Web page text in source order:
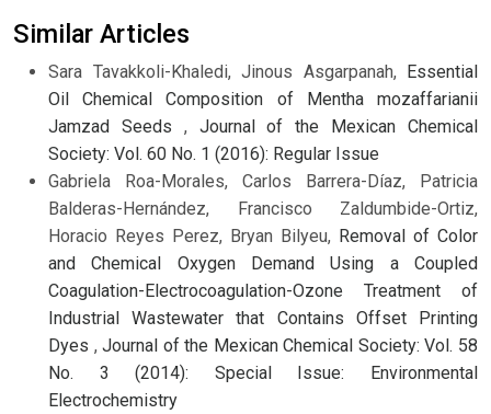
Similar Articles
Sara Tavakkoli-Khaledi, Jinous Asgarpanah, Essential
Oil Chemical Composition of Mentha mozaffarianii
Jamzad Seeds , Journal of the Mexican Chemical
Society: Vol. 60 No. 1 (2016): Regular Issue
Gabriela Roa-Morales, Carlos Barrera-Díaz, Patricia
Balderas-Hernández, Francisco Zaldumbide-Ortiz,
Horacio Reyes Perez, Bryan Bilyeu, Removal of Color
and Chemical Oxygen Demand Using a Coupled
Coagulation-Electrocoagulation-Ozone Treatment of
Industrial Wastewater that Contains Offset Printing
Dyes ,Journal of the Mexican Chemical Society: Vol. 58
No. 3 (2014): Special Issue: Environmental
Electrochemistry